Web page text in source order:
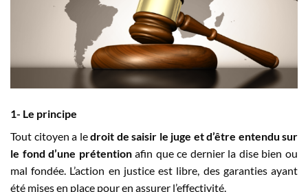
1- Le principe
Tout citoyen a ledroit de saisir le juge et d’être entendu sur
le fond d’une prétentionafin que ce dernier la dise bien ou
mal fondée. L’action en justice est libre, des garanties ayant
été mises en place pour en assurer l’effectivité.